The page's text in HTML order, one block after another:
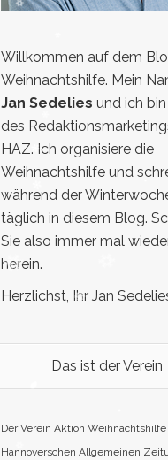
Willkommen auf dem
Weihnachtshilfe. Mein
Jan Sedelies und ich
des
HAZ. Ich organisiere die
Weihnachtshilfe und
während der
täglich in diesem Blog.
Sie also immer mal
herein.
Herzlichst, Ihr Jan
Das ist der Verein
Der Verein Aktion
Hannoverschen Allgemeinen